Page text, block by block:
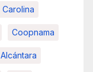
Carolina
Coopnama